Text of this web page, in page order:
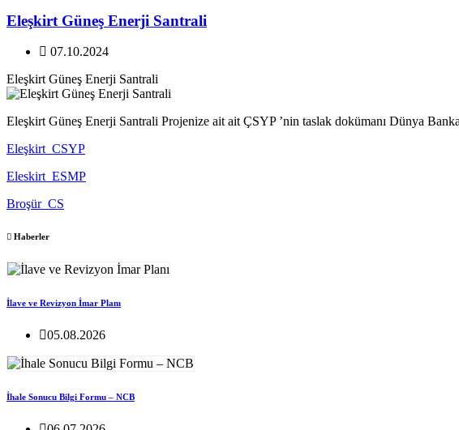
Eleşkirt Güneş Enerji Santrali
07.10.2024
Eleşkirt Güneş Enerji Santrali
Eleşkirt Güneş Enerji Santrali Projenize ait ait ÇSYP ’nin taslak dokümanı Dünya
Eleşkirt_CSYP
Eleskirt_ESMP
Broşür_CS
Haberler
İlave ve Revizyon İmar Planı
05.08.2026
İhale Sonucu Bilgi Formu – NCB